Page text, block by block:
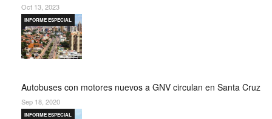
Oct 13, 2023
Autobuses con motores nuevos a GNV circulan en Santa Cruz
INFORME ESPECIAL
Sep 18, 2020
INFORME ESPECIAL